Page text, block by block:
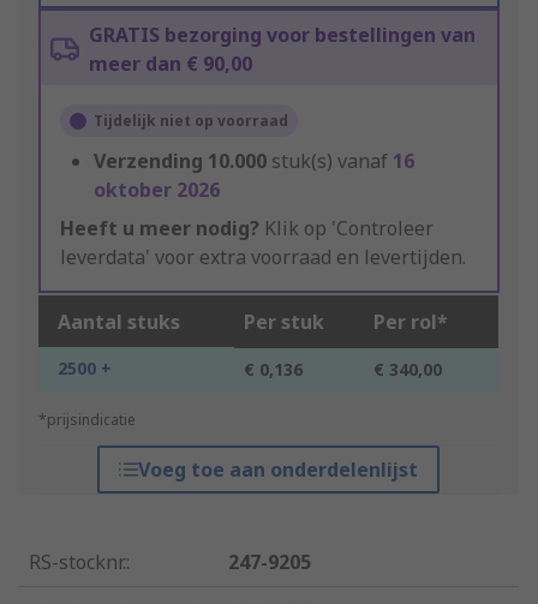
GRATIS bezorging voor bestellingen van
meer dan € 90,00
Tijdelijk niet op voorraad
Verzending 10.000 stuk(s) vanaf 16
oktober 2026
Heeft u meer nodig? Klik op 'Controleer
leverdata' voor extra voorraad en levertijden.
Aantal stuks Per stuk Per rol*
2500 + € 0,136 € 340,00
*prijsindicatie
Voeg toe aan onderdelenlijst
RS-stocknr.:
247-9205